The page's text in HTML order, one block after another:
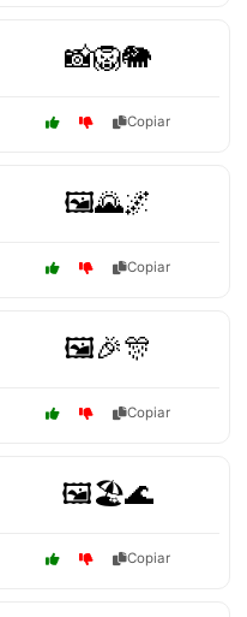
📸🦁🐘
Copiar
🖼️🌄🌌
Copiar
🖼️🎉🎊
Copiar
🖼️🏖️🌊
Copiar